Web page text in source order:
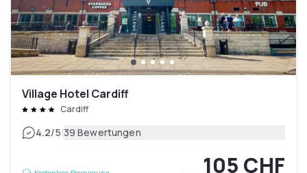
Village Hotel Cardiff
Cardiff
4.2/5|39 Bewertungen
105 CHF